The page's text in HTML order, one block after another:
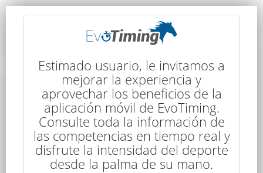
Rendimiento del Competidor
140
Estimado usuario, le invitamos a
mejorar la experiencia y
aprovechar los beneficios de la
aplicación móvil de EvoTiming.
Consulte toda la información de
las competencias en tiempo real y
disfrute la intensidad del deporte
desde la palma de su mano.